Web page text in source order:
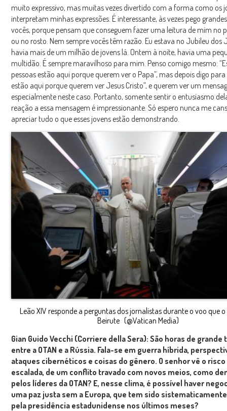
muito expressivo, mas muitas vezes divertido com a forma como os
interpretam minhas expressões. É interessante, às vezes pego
vocês, porque pensam que conseguem fazer uma leitura de mim no
ou no rosto. Nem sempre vocês têm razão. Eu estava no Jubileu dos
havia mais de um milhão de jovens lá. Ontem à noite, havia uma
multidão. É sempre maravilhoso para mim. Penso comigo mesmo:
pessoas estão aqui porque querem ver o Papa”, mas depois digo
estão aqui porque querem ver Jesus Cristo”, e querem ver um
especialmente neste caso. Portanto, somente sentir o entusiasmo
reação a essa mensagem é impressionante. Só espero nunca me
apreciar tudo o que esses jovens estão demonstrando.
Leão XIV responde a perguntas dos jornalistas durante o voo que
Beirute (@Vatican Media)
Gian Guido Vecchi (Corriere della Sera): São horas de grande
entre a OTAN e a Rússia. Fala-se em guerra híbrida,
ataques cibernéticos e coisas do gênero. O senhor vê o
escalada, de um conflito travado com novos meios, como
pelos líderes da OTAN? E, nesse clima, é possível haver
uma paz justa sem a Europa, que tem sido
pela presidência estadunidense nos últimos meses?